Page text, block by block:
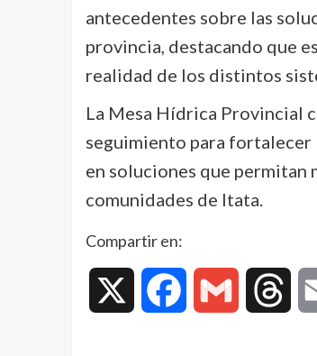
antecedentes sobre las
provincia, destacando que
realidad de los distintos
La Mesa Hídrica Provincial
seguimiento para
en soluciones que permitan
comunidades de Itata.
Compartir en:
Facebook Gmail